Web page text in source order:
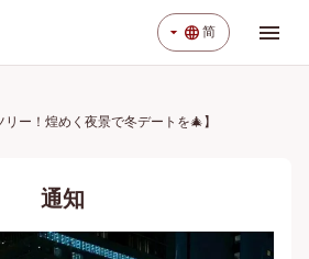
arrow_drop_down language 简 menu
リー！煌めく夜景で冬デートを🎄】
通知